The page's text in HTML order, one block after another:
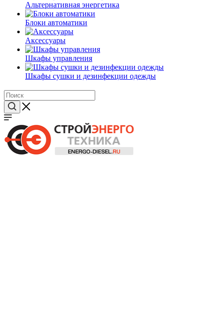
Альтернативная энергетика
Блоки автоматики
Аксессуары
Шкафы управления
Шкафы сушки и дезинфекции одежды